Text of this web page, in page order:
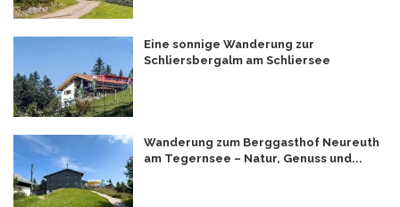
Eine sonnige Wanderung zur
Schliersbergalm am Schliersee
Wanderung zum Berggasthof Neureuth
am Tegernsee – Natur, Genuss und...